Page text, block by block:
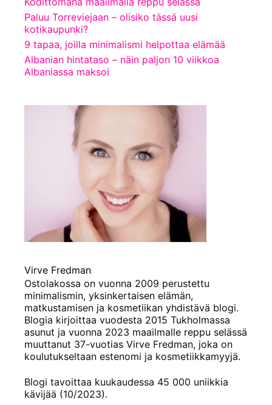
Paluu Torreviejaan – olisiko tässä uusi
kotikaupunki?
9 tapaa, joilla minimalismi helpottaa elämää
Albanian hintataso – näin paljon 10 viikkoa
Albaniassa maksoi
Virve Fredman
Ostolakossa on vuonna 2009 perustettu
minimalismin, yksinkertaisen elämän,
matkustamisen ja kosmetiikan yhdistävä blogi.
Blogia kirjoittaa vuodesta 2015 Tukholmassa
asunut ja vuonna 2023 maailmalle reppu selässä
muuttanut 37-vuotias Virve Fredman, joka on
koulutukseltaan estenomi ja kosmetiikkamyyjä.
Blogi tavoittaa kuukaudessa 45 000 uniikkia
kävijää (10/2023).